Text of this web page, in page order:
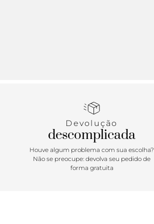
Devolução
descomplicada
Houve algum problema com sua escolha?
Não se preocupe: devolva seu pedido de
forma gratuita